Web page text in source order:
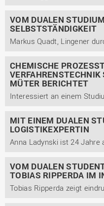
VOM DUALEN
SELBSTSTÄNDIGKEIT
CHEMISCHE
MÜTER BERICHTET
MIT EINEM DUALEN
LOGISTIKEXPERTIN
VOM DUALEN
TOBIAS RIPPERDA IM